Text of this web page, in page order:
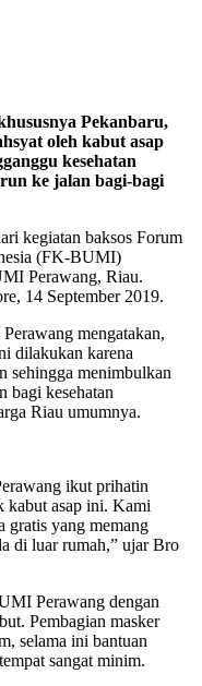
Pekanbaru,
oleh kabut asap
kesehatan
ke jalan bagi-bagi
kegiatan baksos Forum
(FK-BUMI)
Perawang, Riau.
14 September 2019.
mengatakan,
dilakukan karena
sehingga menimbulkan
bagi kesehatan
Riau umumnya.
ikut prihatin
kabut asap ini. Kami
gratis yang memang
di luar rumah,” ujar Bro
Perawang dengan
Pembagian masker
selama ini bantuan
sangat minim.